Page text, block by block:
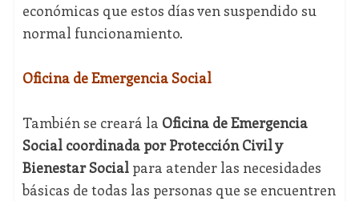
económicas que estos días ven suspendido su
normal funcionamiento.
Oficina de Emergencia Social
También se creará la Oficina de Emergencia
Social coordinada por Protección Civil y
Bienestar Socialpara atender las necesidades
básicas de todas las personas que se encuentren